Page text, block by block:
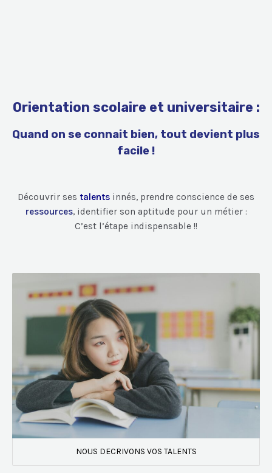
Orientation scolaire et universitaire :
Quand on se connait bien, tout devient plus
facile !
Découvrir ses talents innés, prendre conscience de ses
ressources, identifier son aptitude pour un métier :
C’est l’étape indispensable !!
NOUS DECRIVONS VOS TALENTS